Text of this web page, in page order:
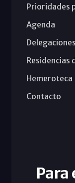
Prioridades
Agenda
Residencias
Hemeroteca
Contacto
Para